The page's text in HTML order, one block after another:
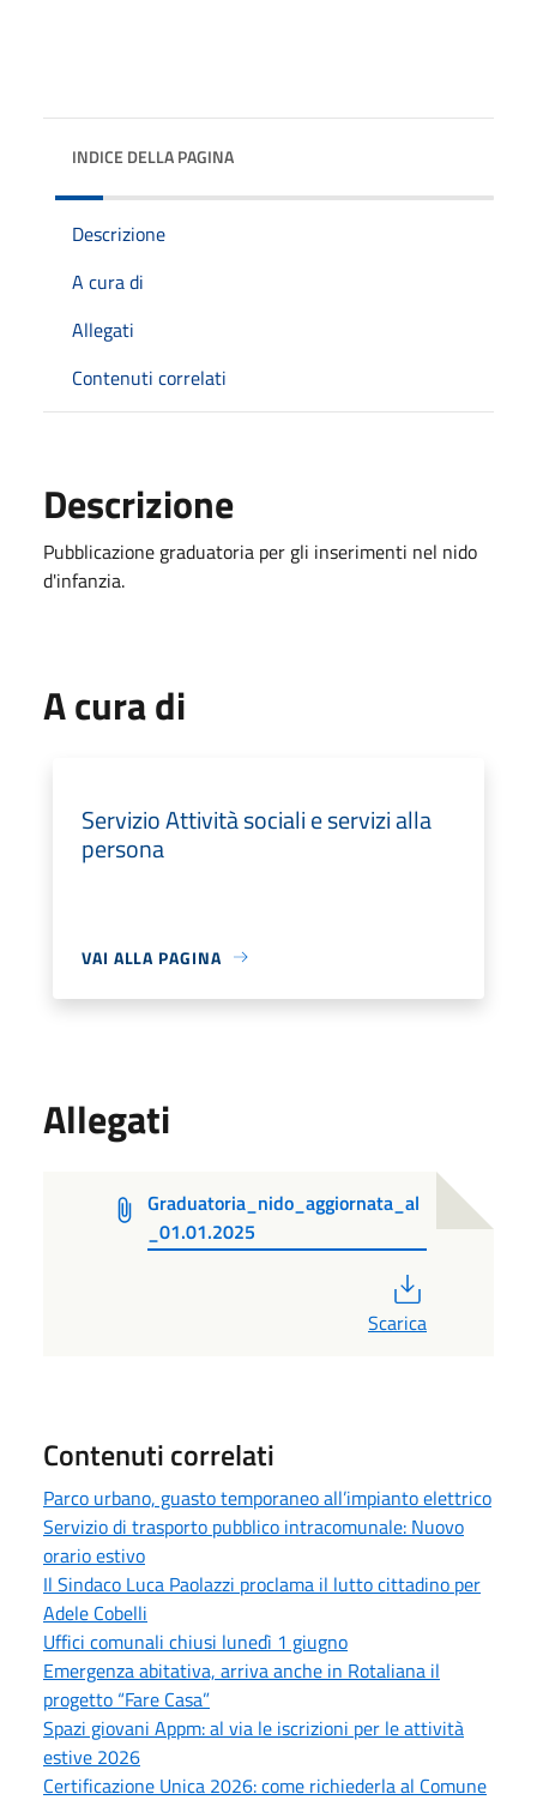
INDICE DELLA PAGINA
Descrizione
A cura di
Allegati
Contenuti correlati
Descrizione
Pubblicazione graduatoria per gli inserimenti nel nido
d'infanzia.
A cura di
Servizio Attività sociali e servizi alla
persona
VAI ALLA PAGINA
Allegati
Graduatoria_nido_aggiornata_al
_01.01.2025
Scarica
Contenuti correlati
Parco urbano, guasto temporaneo all’impianto elettrico
Servizio di trasporto pubblico intracomunale: Nuovo
orario estivo
Il Sindaco Luca Paolazzi proclama il lutto cittadino per
Adele Cobelli
Uffici comunali chiusi lunedì 1 giugno
Emergenza abitativa, arriva anche in Rotaliana il
progetto “Fare Casa”
Spazi giovani Appm: al via le iscrizioni per le attività
estive 2026
Certificazione Unica 2026: come richiederla al Comune